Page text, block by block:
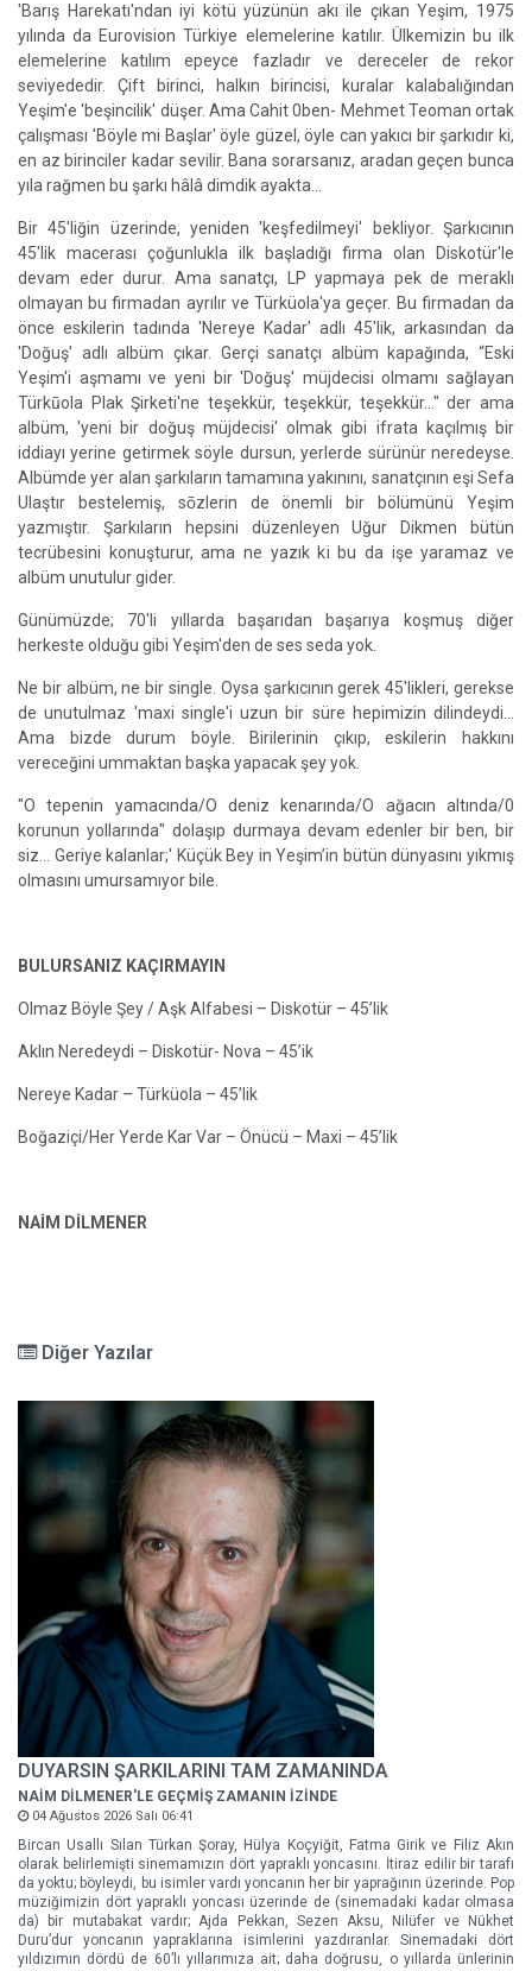
'Barış Harekatı'ndan iyi kötü yüzünün akı ile çıkan Yeşim, 1975
yılında da Eurovision Türkiye elemelerine katılır. Ülkemizin bu ilk
elemelerine katılım epeyce fazladır ve dereceler de rekor
seviyededir. Çift birinci, halkın birincisi, kuralar kalabalığından
Yeşim'e 'beşincilik' düşer. Ama Cahit 0ben- Mehmet Teoman ortak
çalışması 'Böyle mi Başlar' öyle güzel, öyle can yakıcı bir şarkıdır ki,
en az birinciler kadar sevilir. Bana sorarsanız, aradan geçen bunca
yıla rağmen bu şarkı hâlâ dimdik ayakta...
Bir 45'liğin üzerinde, yeniden 'keşfedilmeyi' bekliyor. Şarkıcının
45'lik macerası çoğunlukla ilk başladığı firma olan Diskotür'le
devam eder durur. Ama sanatçı, LP yapmaya pek de meraklı
olmayan bu firmadan ayrılır ve Türküola'ya geçer. Bu firmadan da
önce eskilerin tadında 'Nereye Kadar' adlı 45'lik, arkasından da
'Doğuş' adlı albüm çıkar. Gerçi sanatçı albüm kapağında, “Eski
Yeşim'i aşmamı ve yeni bir 'Doğuş' müjdecisi olmamı sağlayan
Türkūola Plak Şirketi'ne teşekkür, teşekkür, teşekkür..." der ama
albüm, 'yeni bir doğuş müjdecisi' olmak gibi ifrata kaçılmış bir
iddiayı yerine getirmek söyle dursun, yerlerde sürünür neredeyse.
Albümde yer alan şarkıların tamamına yakınını, sanatçının eşi Sefa
Ulaştır bestelemiş, sōzlerin de önemli bir bölümünü Yeşim
yazmıştır. Şarkıların hepsini düzenleyen Uğur Dikmen bütün
tecrübesini konuşturur, ama ne yazık ki bu da işe yaramaz ve
albüm unutulur gider.
Günümüzde; 70'li yıllarda başarıdan başarıya koşmuş diğer
herkeste olduğu gibi Yeşim'den de ses seda yok.
Ne bir albüm, ne bir single. Oysa şarkıcının gerek 45'likleri, gerekse
de unutulmaz 'maxi single'i uzun bir süre hepimizin dilindeydi...
Ama bizde durum böyle. Birilerinin çıkıp, eskilerin hakkını
vereceğini ummaktan başka yapacak şey yok.
"O tepenin yamacında/O deniz kenarında/O ağacın altında/0
korunun yollarında" dolaşıp durmaya devam edenler bir ben, bir
siz… Geriye kalanlar;' Küçük Bey in Yeşim’in bütün dünyasını yıkmış
olmasını umursamıyor bile.
BULURSANIZ KAÇIRMAYIN
Olmaz Böyle Şey / Aşk Alfabesi – Diskotür – 45’lik
Aklın Neredeydi – Diskotür- Nova – 45’ik
Nereye Kadar – Türküola – 45’lik
Boğaziçi/Her Yerde Kar Var – Önücü – Maxi – 45’lik
NAİM DİLMENER
Diğer Yazılar
DUYARSIN ŞARKILARINI TAM ZAMANINDA
NAİM DİLMENER'LE GEÇMİŞ ZAMANIN İZİNDE
04 Ağustos 2026 Salı 06:41
Bircan Usallı Sılan Türkan Şoray, Hülya Koçyiğit, Fatma Girik ve Filiz Akın
olarak belirlemişti sinemamızın dört yapraklı yoncasını. İtiraz edilir bir tarafı
da yoktu; böyleydi, bu isimler vardı yoncanın her bir yaprağının üzerinde. Pop
müziğimizin dört yapraklı yoncası üzerinde de (sinemadaki kadar olmasa
da) bir mutabakat vardır; Ajda Pekkan, Sezen Aksu, Nilüfer ve Nükhet
Duru’dur yoncanın yapraklarına isimlerini yazdıranlar. Sinemadaki dört
yıldızımın dördü de 60’lı yıllarımıza ait; daha doğrusu, o yıllarda ünlerinin